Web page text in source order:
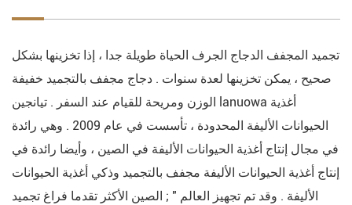
تجميد المجفف الدجاج الجرف الحياة طويلة جدا ، إذا تخزينها بشكل
صحيح ، يمكن تخزينها لعدة سنوات . دجاج مجفف بالتجميد خفيفة
الوزن ومريحة للقيام عند السفر . تيانجين lanuowa أغذية
الحيوانات الأليفة المحدودة ، تأسست في عام 2009 . وهي رائدة
في مجال إنتاج أغذية الحيوانات الأليفة في الصين ، وأيضا رائدة في
إنتاج أغذية الحيوانات الأليفة مجفف بالتجميد وذكي أغذية الحيوانات
الأليفة . وقد تم تجهيز العالم " ; الصين الأكثر تقدما فراغ تجميد